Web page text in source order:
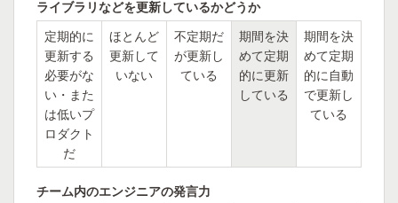
ライブラリなどを更新しているかどうか
定期的に
更新する
必要がな
い・また
は低いプ
ロダクト
だ
ほとんど
更新して
いない
不定期だ
が更新し
ている
期間を決
めて定期
的に更新
している
期間を決
めて定期
的に自動
で更新し
ている
チーム内のエンジニアの発言力